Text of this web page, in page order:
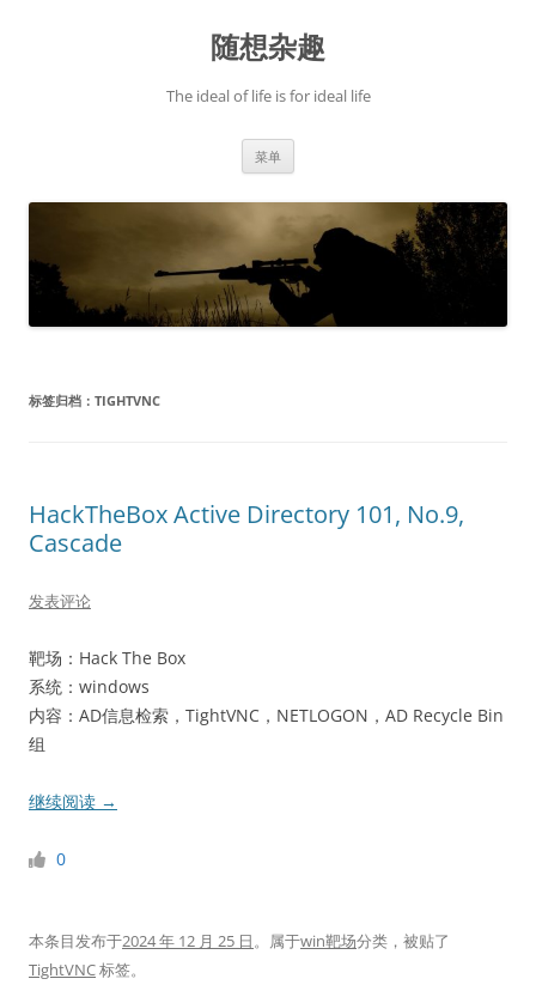
随想杂趣
The ideal of life is for ideal life
菜单
标签归档： TIGHTVNC
HackTheBox Active Directory 101, No.9,
Cascade
发表评论
靶场：Hack The Box
系统：windows
内容：AD信息检索，TightVNC，NETLOGON，AD Recycle Bin
组
继续阅读 →
0
本条目发布于2024 年 12 月 25 日。属于win靶场分类，被贴了
TightVNC标签。